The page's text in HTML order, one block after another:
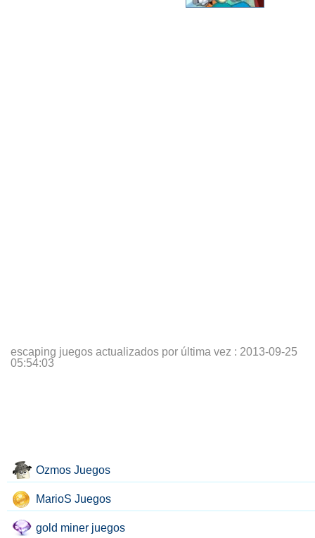
escaping juegos actualizados por última vez : 2013-09-25
05:54:03
Ozmos Juegos
MarioS Juegos
gold miner juegos